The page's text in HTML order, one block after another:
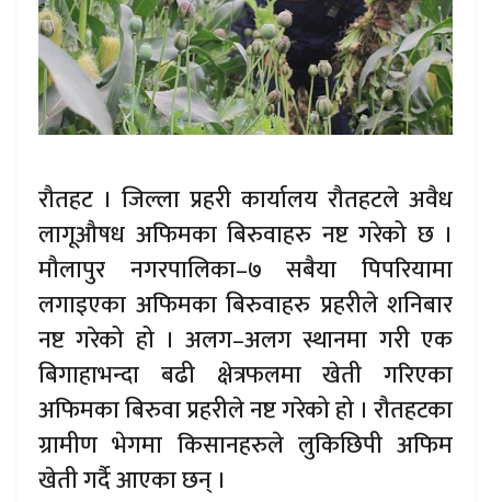
रौतहट । जिल्ला प्रहरी कार्यालय रौतहटले अवैध
लागूऔषध अफिमका बिरुवाहरु नष्ट गरेको छ ।
मौलापुर नगरपालिका–७ सबैया पिपरियामा
लगाइएका अफिमका बिरुवाहरु प्रहरीले शनिबार
नष्ट गरेको हो । अलग–अलग स्थानमा गरी एक
बिगाहाभन्दा बढी क्षेत्रफलमा खेती गरिएका
अफिमका बिरुवा प्रहरीले नष्ट गरेको हो । रौतहटका
ग्रामीण भेगमा किसानहरुले लुकिछिपी अफिम
खेती गर्दै आएका छन् ।